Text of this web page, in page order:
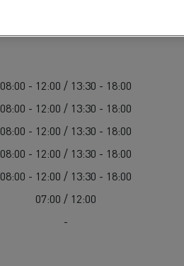
08:00 - 12:00 / 13:30 - 18:00
08:00 - 12:00 / 13:30 - 18:00
08:00 - 12:00 / 13:30 - 18:00
08:00 - 12:00 / 13:30 - 18:00
08:00 - 12:00 / 13:30 - 18:00
07:00 / 12:00
-